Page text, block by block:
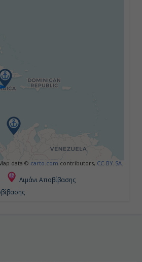
data © carto.com contributors, CC-BY-SA
Λιμάνι Αποβίβασης